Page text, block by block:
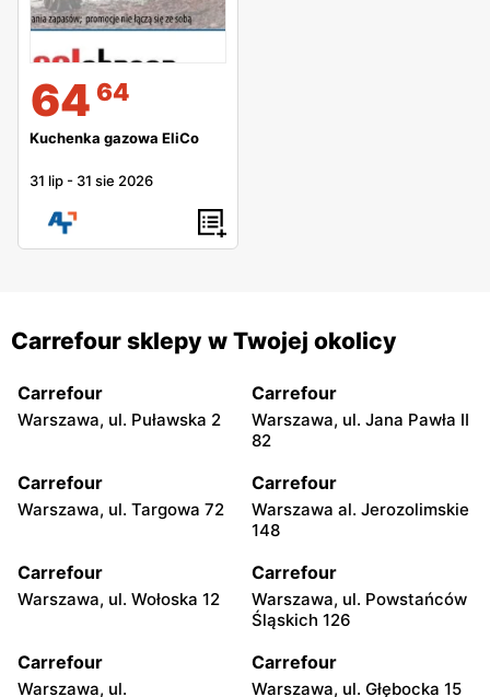
64 64
Kuchenka gazowa EliCo
31 lip - 31 sie 2026
Carrefour sklepy w Twojej okolicy
Carrefour
Warszawa, ul. Puławska 2
Carrefour
Warszawa, ul. Jana Pawła II
82
Carrefour
Warszawa, ul. Targowa 72
Carrefour
Warszawa al. Jerozolimskie
148
Carrefour
Warszawa, ul. Wołoska 12
Carrefour
Warszawa, ul. Powstańców
Śląskich 126
Carrefour
Warszawa, ul.
Carrefour
Warszawa, ul. Głębocka 15